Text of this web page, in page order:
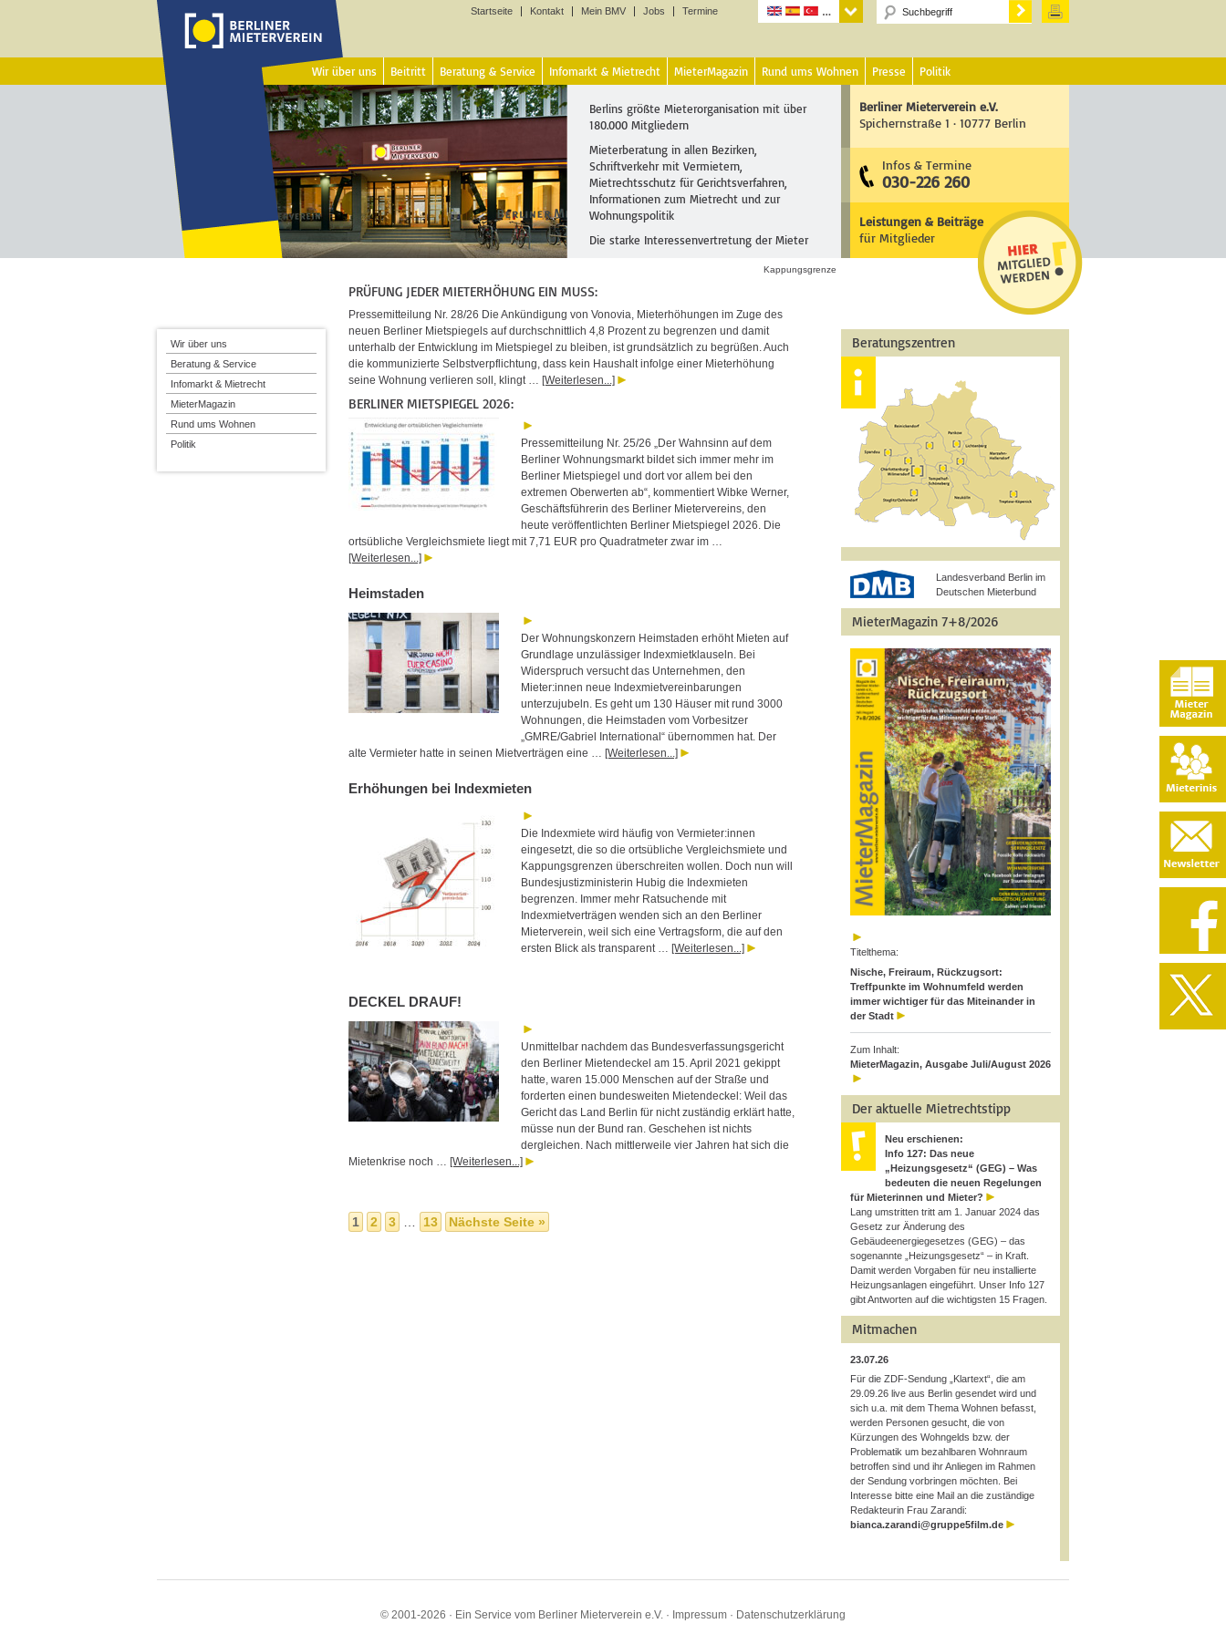
Startseite Kontakt Mein BMV Jobs Termine
Wir über uns Beitritt Beratung & Service Infomarkt & Mietrecht MieterMagazin Rund ums Wohnen Presse Politik
Berlins größte Mieterorganisation mit über
180.000 Mitgliedern
Mieterberatung in allen Bezirken,
Schriftverkehr mit Vermietern,
Mietrechtsschutz für Gerichtsverfahren,
Informationen zum Mietrecht und zur
Wohnungspolitik
Die starke Interessenvertretung der Mieter
Berliner Mieterverein e.V.
Spichernstraße 1 · 10777 Berlin
Infos & Termine
030-226 260
Leistungen & Beiträge
für Mitglieder
Kappungsgrenze
PRÜFUNG JEDER MIETERHÖHUNG EIN MUSS:
Pressemitteilung Nr. 28/26 Die Ankündigung von Vonovia, Mieterhöhungen im Zuge des
neuen Berliner Mietspiegels auf durchschnittlich 4,8 Prozent zu begrenzen und damit
unterhalb der Entwicklung im Mietspiegel zu bleiben, ist grundsätzlich zu begrüßen. Auch
die kommunizierte Selbstverpflichtung, dass kein Haushalt infolge einer Mieterhöhung
seine Wohnung verlieren soll, klingt … [Weiterlesen...]
BERLINER MIETSPIEGEL 2026:
Pressemitteilung Nr. 25/26 „Der Wahnsinn auf dem
Berliner Wohnungsmarkt bildet sich immer mehr im
Berliner Mietspiegel und dort vor allem bei den
extremen Oberwerten ab“, kommentiert Wibke Werner,
Geschäftsführerin des Berliner Mietervereins, den
heute veröffentlichten Berliner Mietspiegel 2026. Die
ortsübliche Vergleichsmiete liegt mit 7,71 EUR pro Quadratmeter zwar im …
[Weiterlesen...]
Heimstaden
Der Wohnungskonzern Heimstaden erhöht Mieten auf
Grundlage unzulässiger Indexmietklauseln. Bei
Widerspruch versucht das Unternehmen, den
Mieter:innen neue Indexmietvereinbarungen
unterzujubeln. Es geht um 130 Häuser mit rund 3000
Wohnungen, die Heimstaden vom Vorbesitzer
„GMRE/Gabriel International“ übernommen hat. Der
alte Vermieter hatte in seinen Mietverträgen eine … [Weiterlesen...]
Erhöhungen bei Indexmieten
Die Indexmiete wird häufig von Vermieter:innen
eingesetzt, die so die ortsübliche Vergleichsmiete und
Kappungsgrenzen überschreiten wollen. Doch nun will
Bundesjustizministerin Hubig die Indexmieten
begrenzen. Immer mehr Ratsuchende mit
Indexmietverträgen wenden sich an den Berliner
Mieterverein, weil sich eine Vertragsform, die auf den
ersten Blick als transparent … [Weiterlesen...]
DECKEL DRAUF!
Unmittelbar nachdem das Bundesverfassungsgericht
den Berliner Mietendeckel am 15. April 2021 gekippt
hatte, waren 15.000 Menschen auf der Straße und
forderten einen bundesweiten Mietendeckel: Weil das
Gericht das Land Berlin für nicht zuständig erklärt hatte,
müsse nun der Bund ran. Geschehen ist nichts
dergleichen. Nach mittlerweile vier Jahren hat sich die
Mietenkrise noch … [Weiterlesen...]
1 2 3 13 Nächste Seite »
Beratungszentren
Landesverband Berlin im
Deutschen Mieterbund
MieterMagazin 7+8/2026
Titelthema:
Nische, Freiraum, Rückzugsort:
Treffpunkte im Wohnumfeld werden
immer wichtiger für das Miteinander in
der Stadt
Zum Inhalt:
MieterMagazin, Ausgabe Juli/August 2026
Der aktuelle Mietrechtstipp
Neu erschienen:
Info 127: Das neue
„Heizungsgesetz“ (GEG) – Was
bedeuten die neuen Regelungen
für Mieterinnen und Mieter?
Lang umstritten tritt am 1. Januar 2024 das
Gesetz zur Änderung des
Gebäudeenergiegesetzes (GEG) – das
sogenannte „Heizungsgesetz“ – in Kraft.
Damit werden Vorgaben für neu installierte
Heizungsanlagen eingeführt. Unser Info 127
gibt Antworten auf die wichtigsten 15 Fragen.
Mitmachen
23.07.26
Für die ZDF-Sendung „Klartext“, die am
29.09.26 live aus Berlin gesendet wird und
sich u.a. mit dem Thema Wohnen befasst,
werden Personen gesucht, die von
Kürzungen des Wohngelds bzw. der
Problematik um bezahlbaren Wohnraum
betroffen sind und ihr Anliegen im Rahmen
der Sendung vorbringen möchten. Bei
Interesse bitte eine Mail an die zuständige
Redakteurin Frau Zarandi:
bianca.zarandi@gruppe5film.de
Wir über uns
Beratung & Service
Infomarkt & Mietrecht
MieterMagazin
Rund ums Wohnen
Politik
© 2001-2026 · Ein Service vom Berliner Mieterverein e.V. · Impressum · Datenschutzerklärung